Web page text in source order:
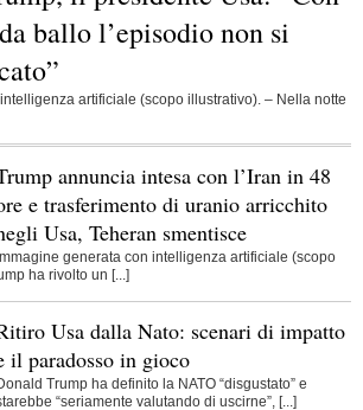
ballo l’episodio non si
artificiale (scopo illustrativo). – Nella notte
annuncia intesa con l’Iran in 48
e trasferimento di uranio arricchito
Usa, Teheran smentisce
Immagine generata con intelligenza artificiale (scopo
ha rivolto un [...]
Usa dalla Nato: scenari di impatto
il paradosso in gioco
Trump ha definito la NATO “disgustato” e
“seriamente valutando di uscirne”, [...]